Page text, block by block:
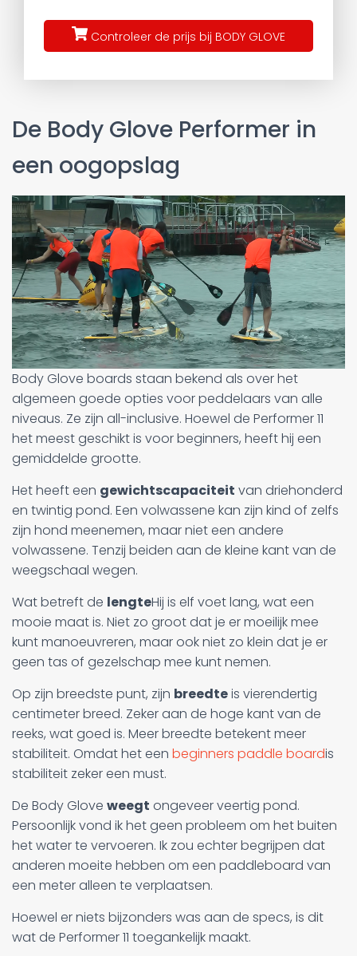
Controleer de prijs bij BODY GLOVE
De Body Glove Performer in
een oogopslag
Body Glove boards staan bekend als over het
algemeen goede opties voor peddelaars van alle
niveaus. Ze zijn all-inclusive. Hoewel de Performer 11
het meest geschikt is voor beginners, heeft hij een
gemiddelde grootte.
Het heeft een gewichtscapaciteit van driehonderd
en twintig pond. Een volwassene kan zijn kind of zelfs
zijn hond meenemen, maar niet een andere
volwassene. Tenzij beiden aan de kleine kant van de
weegschaal wegen.
Wat betreft de lengteHij is elf voet lang, wat een
mooie maat is. Niet zo groot dat je er moeilijk mee
kunt manoeuvreren, maar ook niet zo klein dat je er
geen tas of gezelschap mee kunt nemen.
Op zijn breedste punt, zijn breedteis vierendertig
centimeter breed. Zeker aan de hoge kant van de
reeks, wat goed is. Meer breedte betekent meer
stabiliteit. Omdat het een beginners paddle boardis
stabiliteit zeker een must.
De Body Glove weegt ongeveer veertig pond.
Persoonlijk vond ik het geen probleem om het buiten
het water te vervoeren. Ik zou echter begrijpen dat
anderen moeite hebben om een paddleboard van
een meter alleen te verplaatsen.
Hoewel er niets bijzonders was aan de specs, is dit
wat de Performer 11 toegankelijk maakt.